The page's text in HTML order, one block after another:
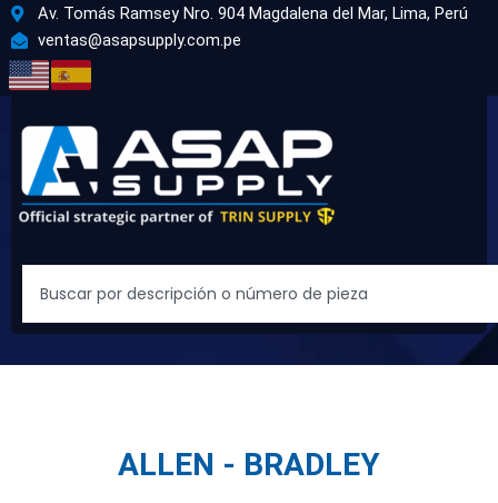
contenido
Av. Tomás Ramsey Nro. 904 Magdalena del Mar, Lima, Perú
ventas@asapsupply.com.pe
ALLEN - BRADLEY